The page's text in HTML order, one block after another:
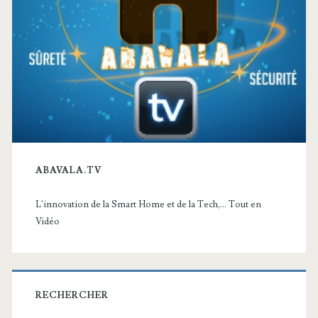
ABAVALA.TV
L'innovation de la Smart Home et de la Tech,... Tout en
Vidéo
RECHERCHER